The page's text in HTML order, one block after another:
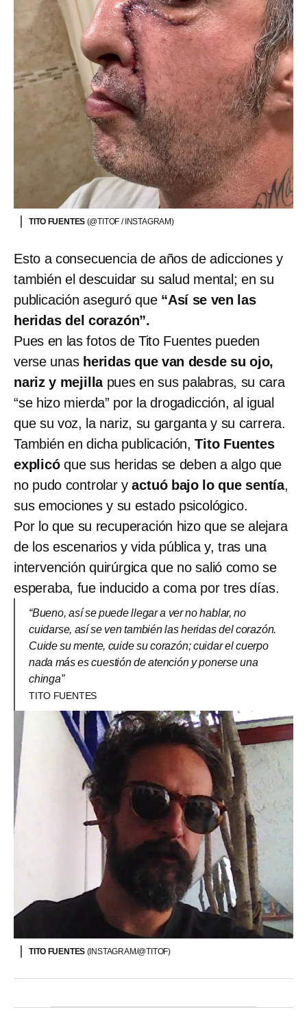
TITO FUENTES (@TITOF / INSTAGRAM)
Esto a consecuencia de años de adicciones y
también el descuidar su salud mental; en su
publicación aseguró que “Así se ven las
heridas del corazón”.
Pues en las fotos de Tito Fuentes pueden
verse unas heridas que van desde su ojo,
nariz y mejilla pues en sus palabras, su cara
“se hizo mierda” por la drogadicción, al igual
que su voz, la nariz, su garganta y su carrera.
También en dicha publicación,Tito Fuentes
explicó que sus heridas se deben a algo que
no pudo controlar yactuó bajo lo que sentía,
sus emociones y su estado psicológico.
Por lo que su recuperación hizo que se alejara
de los escenarios y vida pública y, tras una
intervención quirúrgica que no salió como se
esperaba, fue inducido a coma por tres días.
“Bueno, así se puede llegar a ver no hablar, no
cuidarse, así se ven también las heridas del corazón.
Cuide su mente, cuide su corazón; cuidar el cuerpo
nada más es cuestión de atención y ponerse una
chinga”
TITO FUENTES
TITO FUENTES (INSTAGRAM/@TITOF)